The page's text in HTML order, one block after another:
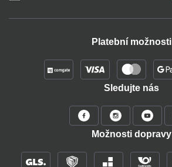
Platební možnosti
Sledujte nás
Možnosti dopravy